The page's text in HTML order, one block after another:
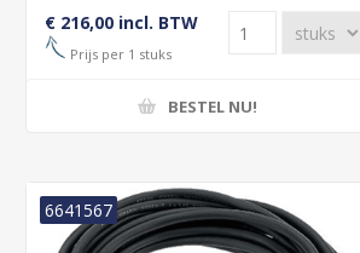
€ 216,00 incl. BTW
Prijs per 1 stuks
BESTEL NU!
6641567